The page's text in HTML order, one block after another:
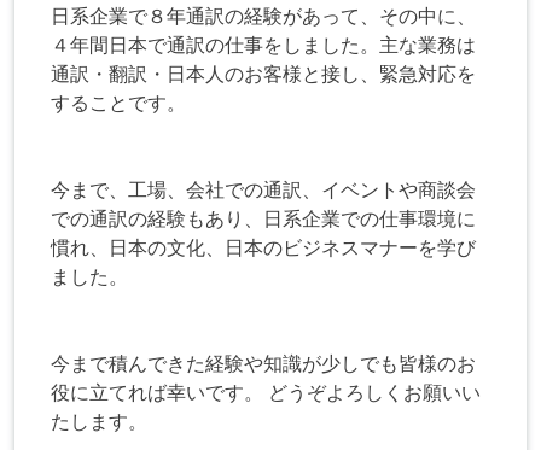
日系企業で８年通訳の経験があって、その中に、
４年間日本で通訳の仕事をしました。主な業務は
通訳・翻訳・日本人のお客様と接し、緊急対応を
することです。
今まで、工場、会社での通訳、イベントや商談会
での通訳の経験もあり、日系企業での仕事環境に
慣れ、日本の文化、日本のビジネスマナーを学び
ました。
今まで積んできた経験や知識が少しでも皆様のお
役に立てれば幸いです。 どうぞよろしくお願いい
たします。